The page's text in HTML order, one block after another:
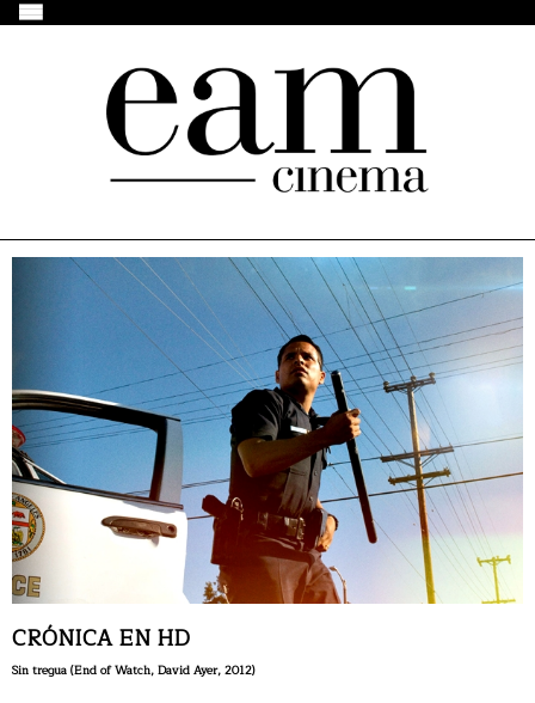
CRÓNICA EN HD
Sin tregua (End of Watch, David Ayer, 2012)